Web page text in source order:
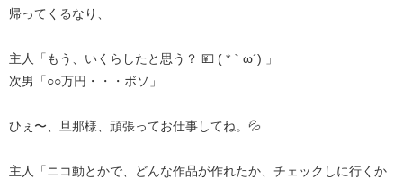
帰ってくるなり、
主人「もう、いくらしたと思う？ 💴 ( *｀ω´) 」
次男「○○万円・・・ボソ」
ひぇ〜、旦那様、頑張ってお仕事してね。💦
主人「ニコ動とかで、どんな作品が作れたか、チェックしに行くか